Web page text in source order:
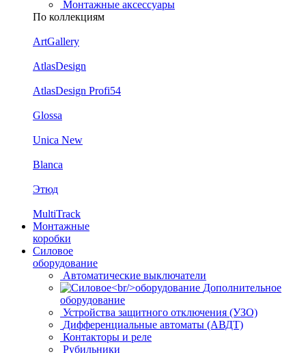
Монтажные аксессуары
По коллекциям
ArtGallery
AtlasDesign
AtlasDesign Profi54
Glossa
Unica New
Blanca
Этюд
MultiTrack
Монтажные
коробки
Силовое
оборудование
Автоматические выключатели
Дополнительное
оборудование
Устройства защитного отключения (УЗО)
Дифференциальные автоматы (АВДТ)
Контакторы и реле
Рубильники